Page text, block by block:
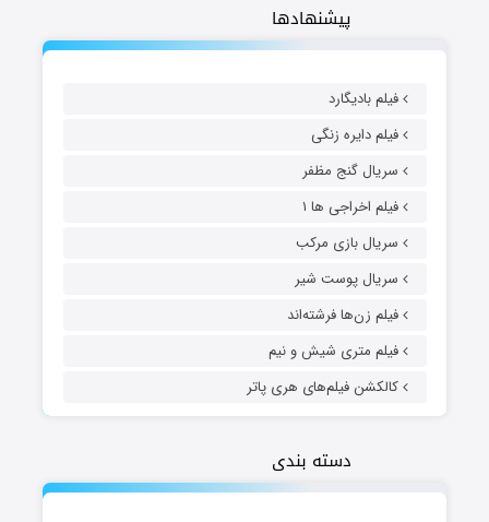
پیشنهادها
فیلم بادیگارد
فیلم دایره زنگی
سریال گنج مظفر
فیلم اخراجی ها ۱
سریال بازی مرکب
سریال پوست شیر
فیلم زن‌ها فرشته‌اند
فیلم متری شیش و نیم
کالکشن فیلم‌های هری پاتر
دسته بندی